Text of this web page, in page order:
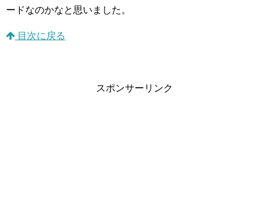
ードなのかなと思いました。
目次に戻る
スポンサーリンク